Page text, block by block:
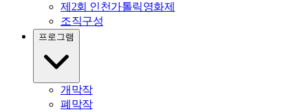
제2회 인천가톨릭영화제
조직구성
프로그램
개막작
폐막작